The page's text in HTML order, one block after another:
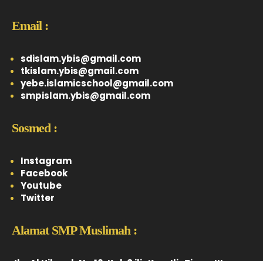
Email :
sdislam.ybis@gmail.com
tkislam.ybis@gmail.com
yebe.islamicschool@gmail.com
smpislam.ybis@gmail.com
Sosmed :
Instagram
Facebook
Youtube
Twitter
Alamat SMP Muslimah :